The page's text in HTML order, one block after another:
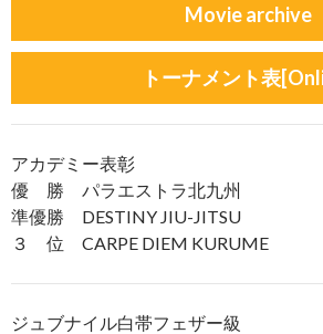
Movie archive
トーナメント表
アカデミー表彰
優 勝 パラエストラ北九州
準優勝 DESTINY JIU-JITSU
３ 位 CARPE DIEM KURUME
ジュブナイル白帯フェザー級